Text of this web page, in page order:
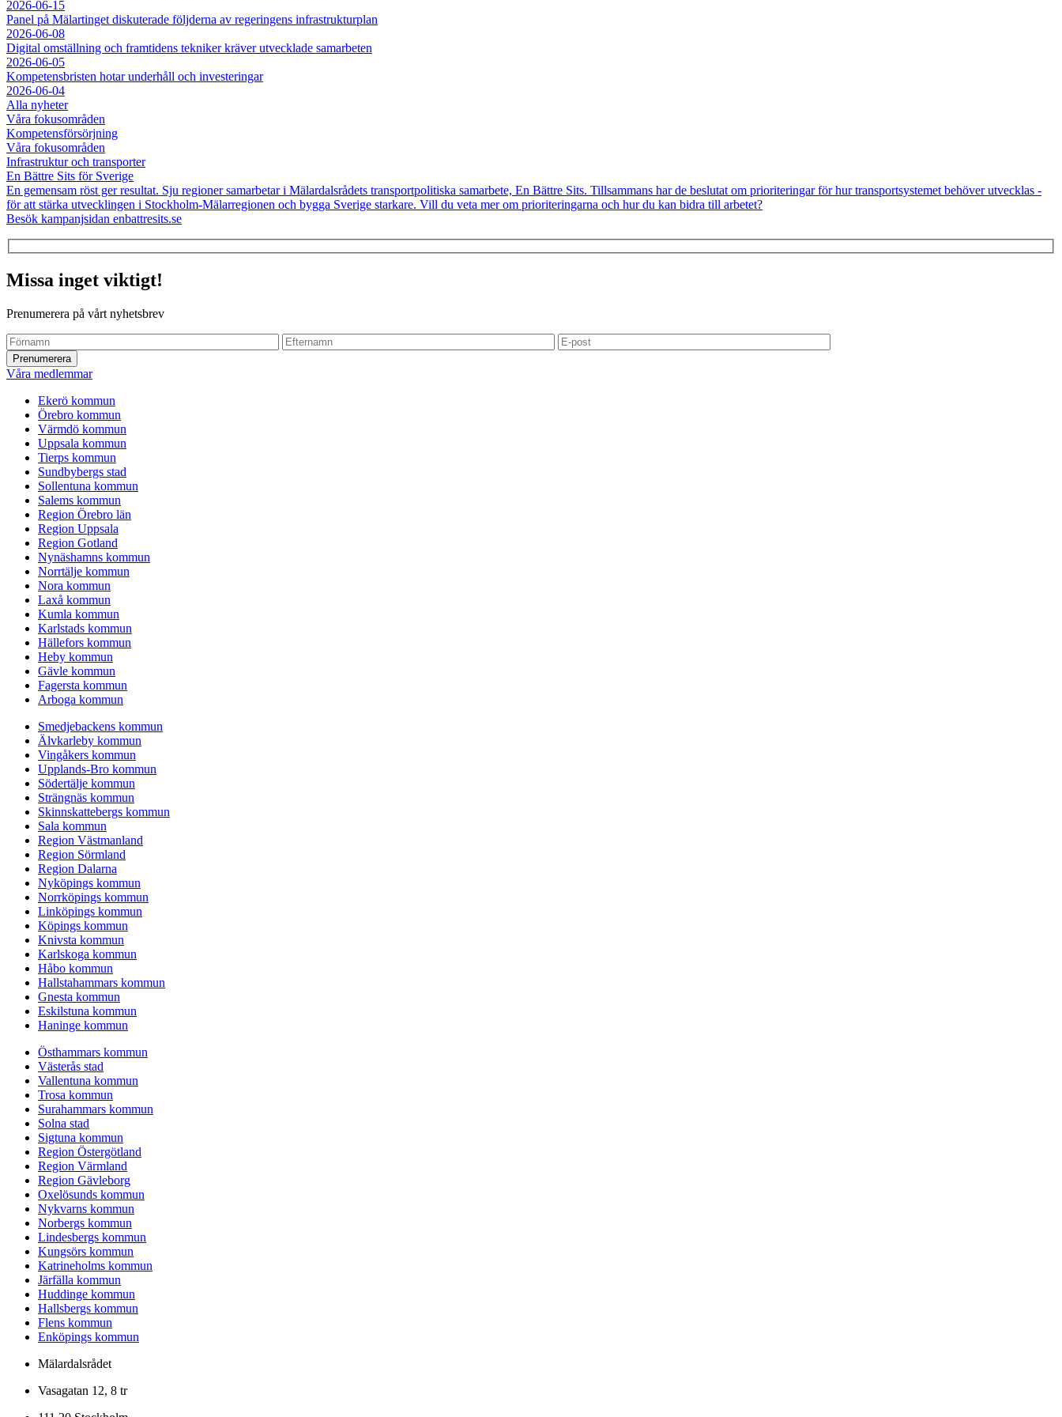
2026-06-15
Panel på Mälartinget diskuterade följderna av regeringens infrastrukturplan
2026-06-08
Digital omställning och framtidens tekniker kräver utvecklade samarbeten
2026-06-05
Kompetensbristen hotar underhåll och investeringar
2026-06-04
Alla nyheter
Våra fokusområden
Kompetensförsörjning
Våra fokusområden
Infrastruktur och transporter
En Bättre Sits för Sverige
En gemensam röst ger resultat. Sju regioner samarbetar i Mälardalsrådets transportpolitiska samarbete, En Bättre Sits. Tillsammans har de beslutat om prioriteringar för hur transportsystemet behöver utvecklas -
för att stärka utvecklingen i Stockholm-Mälarregionen och bygga Sverige starkare. Vill du veta mer om prioriteringarna och hur du kan bidra till arbetet?
Besök kampanjsidan enbattresits.se
Missa inget viktigt!
Prenumerera på vårt nyhetsbrev
Våra medlemmar
Ekerö kommun
Örebro kommun
Värmdö kommun
Uppsala kommun
Tierps kommun
Sundbybergs stad
Sollentuna kommun
Salems kommun
Region Örebro län
Region Uppsala
Region Gotland
Nynäshamns kommun
Norrtälje kommun
Nora kommun
Laxå kommun
Kumla kommun
Karlstads kommun
Hällefors kommun
Heby kommun
Gävle kommun
Fagersta kommun
Arboga kommun
Smedjebackens kommun
Älvkarleby kommun
Vingåkers kommun
Upplands-Bro kommun
Södertälje kommun
Strängnäs kommun
Skinnskattebergs kommun
Sala kommun
Region Västmanland
Region Sörmland
Region Dalarna
Nyköpings kommun
Norrköpings kommun
Linköpings kommun
Köpings kommun
Knivsta kommun
Karlskoga kommun
Håbo kommun
Hallstahammars kommun
Gnesta kommun
Eskilstuna kommun
Haninge kommun
Östhammars kommun
Västerås stad
Vallentuna kommun
Trosa kommun
Surahammars kommun
Solna stad
Sigtuna kommun
Region Östergötland
Region Värmland
Region Gävleborg
Oxelösunds kommun
Nykvarns kommun
Norbergs kommun
Lindesbergs kommun
Kungsörs kommun
Katrineholms kommun
Järfälla kommun
Huddinge kommun
Hallsbergs kommun
Flens kommun
Enköpings kommun
Mälardalsrådet
Vasagatan 12, 8 tr